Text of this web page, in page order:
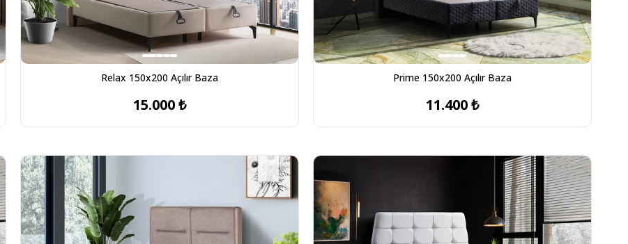
Relax 150x200 Açılır Baza
15.000 ₺
Prime 150x200 Açılır Baza
11.400 ₺